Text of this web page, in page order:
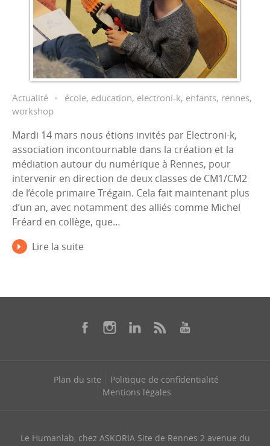
Actualité école, education, electroni-k, enfants, rennes,
workshop
Mardi 14 mars nous étions invités par Electroni-k,
association incontournable dans la création et la
médiation autour du numérique à Rennes, pour
intervenir en direction de deux classes de CM1/CM2
de l’école primaire Trégain. Cela fait maintenant plus
d’un an, avec notamment des alliés comme Michel
Fréard en collège, que…
Lire la suite
Plan du site
Politique de confidentialité
Mentions légales
Le Humanlab, chez ASKORIA Site de Rennes 2 avenue du